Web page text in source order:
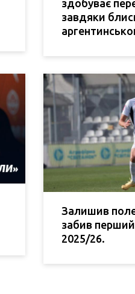
здобуває
завдяки
Залишив
забив
2025/26.